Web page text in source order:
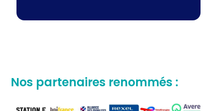
Nos partenaires renommés :